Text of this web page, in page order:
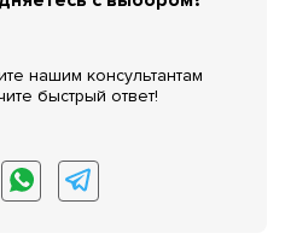
нашим консультантам
быстрый ответ!